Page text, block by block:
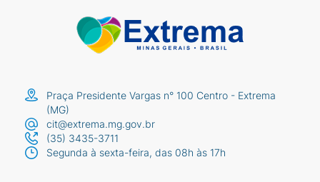
Praça Presidente Vargas n° 100 Centro - Extrema
(MG)
cit@extrema.mg.gov.br
(35) 3435-3711
Segunda à sexta-feira, das 08h às 17h